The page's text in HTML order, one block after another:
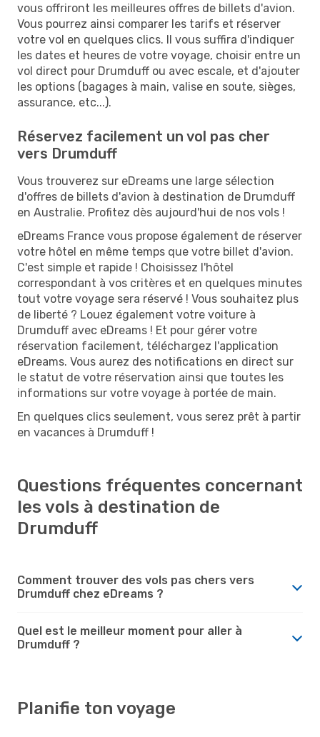
vous offriront les meilleures offres de billets d'avion.
Vous pourrez ainsi comparer les tarifs et réserver
votre vol en quelques clics. Il vous suffira d'indiquer
les dates et heures de votre voyage, choisir entre un
vol direct pour Drumduff ou avec escale, et d'ajouter
les options (bagages à main, valise en soute, sièges,
assurance, etc...).
Réservez facilement un vol pas cher
vers Drumduff
Vous trouverez sur eDreams une large sélection
d'offres de billets d'avion à destination de Drumduff
en Australie. Profitez dès aujourd'hui de nos vols !
eDreams France vous propose également de réserver
votre hôtel en même temps que votre billet d'avion.
C'est simple et rapide ! Choisissez l'hôtel
correspondant à vos critères et en quelques minutes
tout votre voyage sera réservé ! Vous souhaitez plus
de liberté ? Louez également votre voiture à
Drumduff avec eDreams ! Et pour gérer votre
réservation facilement, téléchargez l'application
eDreams. Vous aurez des notifications en direct sur
le statut de votre réservation ainsi que toutes les
informations sur votre voyage à portée de main.
En quelques clics seulement, vous serez prêt à partir
en vacances à Drumduff !
Questions fréquentes concernant
les vols à destination de
Drumduff
Comment trouver des vols pas chers vers
Drumduff chez eDreams ?
Quel est le meilleur moment pour aller à
Drumduff ?
Planifie ton voyage